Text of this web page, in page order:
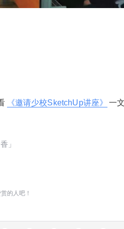
《邀请少校SketchUp讲座》 一文
」
的人吧！
川大学DFC数字建造讲座 注：
学校或者公司有这方面的要
信支付
找回